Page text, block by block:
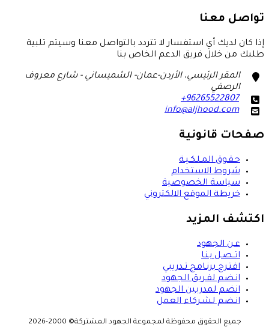
تواصل معنا
إذا كان لديك أي استفسار لا تتردد بالتواصل معنا وسيتم تلبية
طلبك من خلال فريق الدعم الخاص بنا
marker
المقر الرئيسي، الأردن-عمان- الشميساني - شارع معروف
الرصفي
phone
+96265522807
email
info@aljhood.com
صفحات قانونية
حـقـوق المـلـكـيـة
شروط الاستخدام
سياسة الخصوصية
خريطة الموقع الالكتروني
اكتشف المزيد
عـن الجهود
اتــصـل بنـا
اقتـرح برنـامج تـدريبي
انـضم لفـريق الجهود
انضم لمدربين الجهود
انـضم لشـركاء العمل
جميع الحقوق محفوظة لمجموعة الجهود المشتركة© 2000-2026